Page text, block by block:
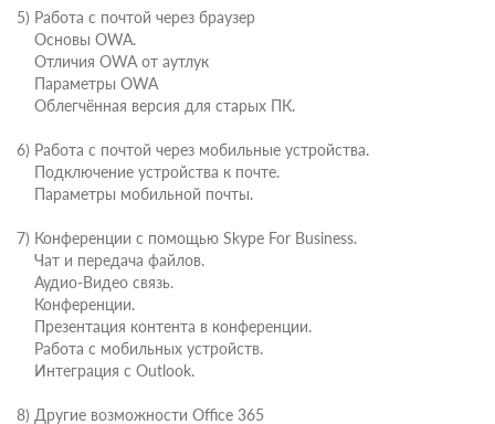
5) Работа с почтой через браузер
Основы OWA.
Отличия OWA от аутлук
Параметры OWA
Облегчённая версия для старых ПК.
6) Работа с почтой через мобильные устройства.
Подключение устройства к почте.
Параметры мобильной почты.
7) Конференции с помощью Skype For Business.
Чат и передача файлов.
Аудио-Видео связь.
Конференции.
Презентация контента в конференции.
Работа с мобильных устройств.
Интеграция с Outlook.
8) Другие возможности Office 365